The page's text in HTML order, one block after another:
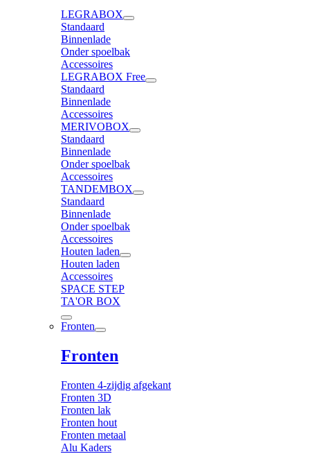
LEGRABOX
Standaard
Binnenlade
Onder spoelbak
Accessoires
LEGRABOX Free
Standaard
Binnenlade
Accessoires
MERIVOBOX
Standaard
Binnenlade
Onder spoelbak
Accessoires
TANDEMBOX
Standaard
Binnenlade
Onder spoelbak
Accessoires
Houten laden
Houten laden
Accessoires
SPACE STEP
TA'OR BOX
Fronten
Fronten
Fronten 4-zijdig afgekant
Fronten 3D
Fronten lak
Fronten hout
Fronten metaal
Alu Kaders